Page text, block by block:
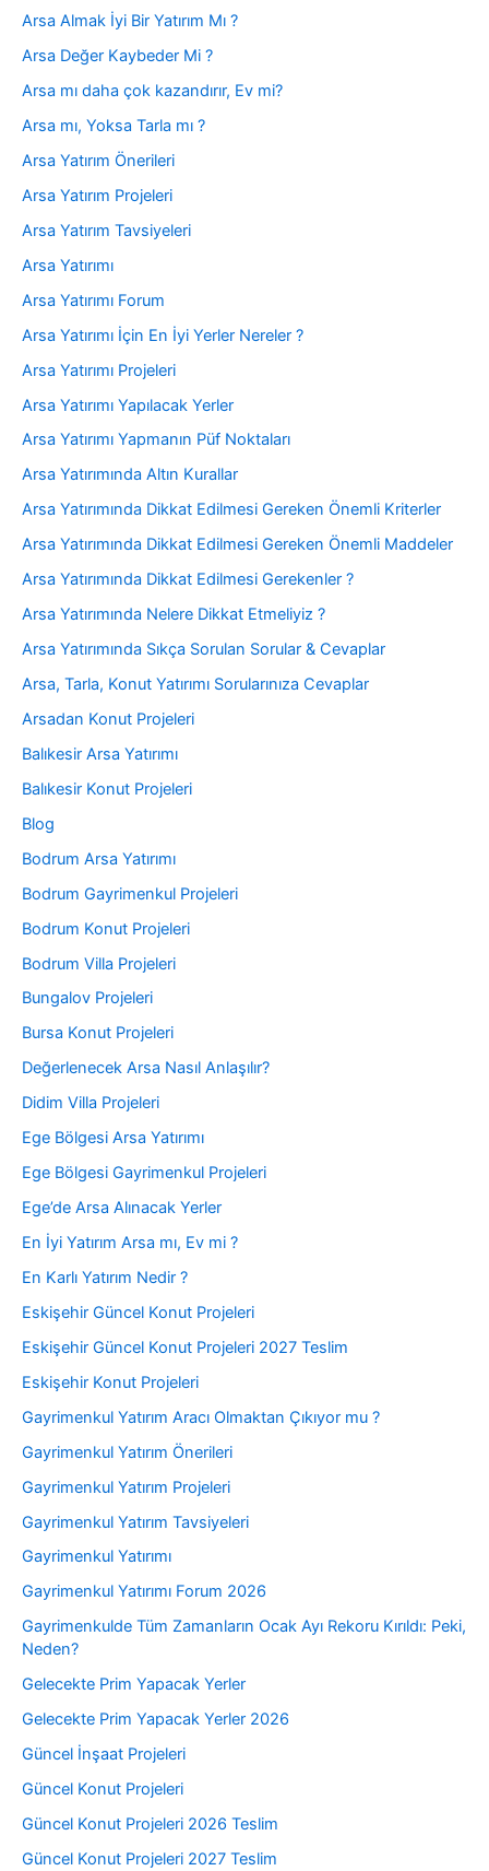
Arsa Almak İyi Bir Yatırım Mı ?
Arsa Değer Kaybeder Mi ?
Arsa mı daha çok kazandırır, Ev mi?
Arsa mı, Yoksa Tarla mı ?
Arsa Yatırım Önerileri
Arsa Yatırım Projeleri
Arsa Yatırım Tavsiyeleri
Arsa Yatırımı
Arsa Yatırımı Forum
Arsa Yatırımı İçin En İyi Yerler Nereler ?
Arsa Yatırımı Projeleri
Arsa Yatırımı Yapılacak Yerler
Arsa Yatırımı Yapmanın Püf Noktaları
Arsa Yatırımında Altın Kurallar
Arsa Yatırımında Dikkat Edilmesi Gereken Önemli Kriterler
Arsa Yatırımında Dikkat Edilmesi Gereken Önemli Maddeler
Arsa Yatırımında Dikkat Edilmesi Gerekenler ?
Arsa Yatırımında Nelere Dikkat Etmeliyiz ?
Arsa Yatırımında Sıkça Sorulan Sorular & Cevaplar
Arsa, Tarla, Konut Yatırımı Sorularınıza Cevaplar
Arsadan Konut Projeleri
Balıkesir Arsa Yatırımı
Balıkesir Konut Projeleri
Blog
Bodrum Arsa Yatırımı
Bodrum Gayrimenkul Projeleri
Bodrum Konut Projeleri
Bodrum Villa Projeleri
Bungalov Projeleri
Bursa Konut Projeleri
Değerlenecek Arsa Nasıl Anlaşılır?
Didim Villa Projeleri
Ege Bölgesi Arsa Yatırımı
Ege Bölgesi Gayrimenkul Projeleri
Ege’de Arsa Alınacak Yerler
En İyi Yatırım Arsa mı, Ev mi ?
En Karlı Yatırım Nedir ?
Eskişehir Güncel Konut Projeleri
Eskişehir Güncel Konut Projeleri 2027 Teslim
Eskişehir Konut Projeleri
Gayrimenkul Yatırım Aracı Olmaktan Çıkıyor mu ?
Gayrimenkul Yatırım Önerileri
Gayrimenkul Yatırım Projeleri
Gayrimenkul Yatırım Tavsiyeleri
Gayrimenkul Yatırımı
Gayrimenkul Yatırımı Forum 2026
Gayrimenkulde Tüm Zamanların Ocak Ayı Rekoru Kırıldı: Peki,
Neden?
Gelecekte Prim Yapacak Yerler
Gelecekte Prim Yapacak Yerler 2026
Güncel İnşaat Projeleri
Güncel Konut Projeleri
Güncel Konut Projeleri 2026 Teslim
Güncel Konut Projeleri 2027 Teslim